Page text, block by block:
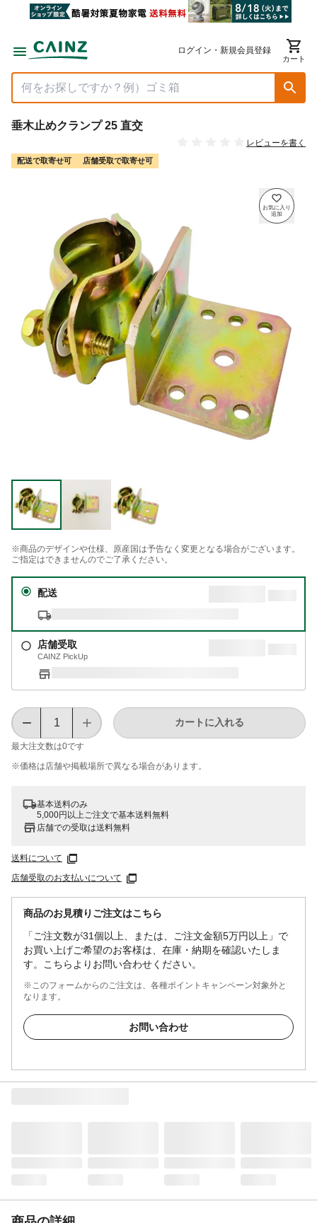
ログイン・新規会員登録
カート
垂木止めクランプ 25 直交
レビューを書く
配送で取寄せ可 店舗受取で取寄せ可
※商品のデザインや仕様、原産国は予告なく変更となる場合がございます。
ご指定はできませんのでご了承ください。
配送
店舗受取
CAINZ PickUp
最大注文数は0です
カートに入れる
※価格は​店舗や​掲載場所で​異なる​場合が​あります。
基本送料のみ
5,000円以上ご注文で基本送料無料
店舗での受取は送料無料
送料について
店舗受取のお支払いについて
商品のお見積りご注文はこちら
「ご注文数が31個以上、または、ご注文金額5万円以上」で
お買い上げご希望のお客様は、在庫・納期を確認いたしま
す。こちらよりお問い合わせください。
※このフォームからのご注文は、各種ポイントキャンペーン対象外と
なります。
お問い合わせ